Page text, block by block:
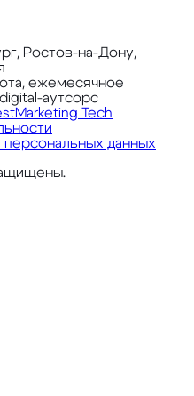
Ростов-на-Дону,
ежемесячное
аутсорс
Marketing Tech
данных